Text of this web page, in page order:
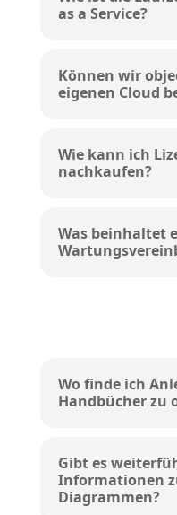
as a Service?
Können wir
eigenen Cloud
Wie kann ich
nachkaufen?
Was beinhaltet
Wo finde ich
Handbücher zu
Gibt es
Informationen
Diagrammen?